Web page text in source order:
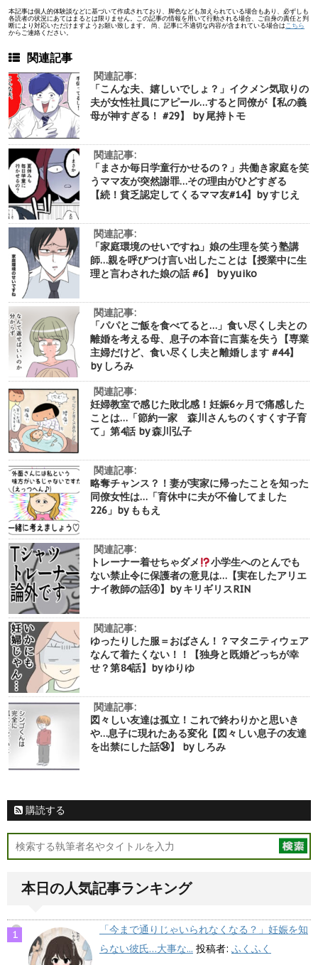
本記事は個人的体験談などに基づいて作成されており、脚色なども加えられている場合もあり、必ずしも
各読者の状況にあてはまるとは限りません。この記事の情報を用いて行動される場合、ご自身の責任と判
断により対応いただけますようお願い致します。 尚、記事に不適切な内容が含まれている場合は こちら
からご連絡ください。
関連記事
関連記事:
「こんな夫、嬉しいでしょ？」イクメン気取りの
夫が女性社員にアピール…すると同僚が【私の義
母が神すぎる！ #29】 by 尾持トモ
関連記事:
「まさか毎日学童行かせるの？」共働き家庭を笑
うママ友が突然謝罪…その理由がひどすぎる
【続！貧乏認定してくるママ友#14】by すじえ
関連記事:
「家庭環境のせいですね」娘の生理を笑う塾講
師…親を呼びつけ言い出したことは【授業中に生
理と言わされた娘の話 #6】 by yuiko
関連記事:
「パパとご飯を食べてると…」食い尽くし夫との
離婚を考える母、息子の本音に言葉を失う【専業
主婦だけど、食い尽くし夫と離婚します #44】
by しろみ
関連記事:
妊婦教室で感じた敗北感！妊娠6ヶ月で痛感した
ことは…「節約一家 森川さんちのくすくす子育
て」第4話 by 森川弘子
関連記事:
略奪チャンス？！妻が実家に帰ったことを知った
同僚女性は…「育休中に夫が不倫してました
226」by ももえ
関連記事:
トレーナー着せちゃダメ
小学生へのとんでも
ない禁止令に保護者の意見は…【実在したアリエ
ナイ教師の話④】by キリギリスRIN
関連記事:
ゆったりした服＝おばさん！？マタニティウェア
なんて着たくない！！【独身と既婚どっちが幸
せ？第84話】by ゆりゆ
関連記事:
図々しい友達は孤立！これで終わりかと思いき
や…息子に現れたある変化【図々しい息子の友達
を出禁にした話㉞】 by しろみ
購読する
本日の人気記事ランキング
「今まで通りじゃいられなくなる？」妊娠を知
らない彼氏…大事な... 投稿者: ふくふく